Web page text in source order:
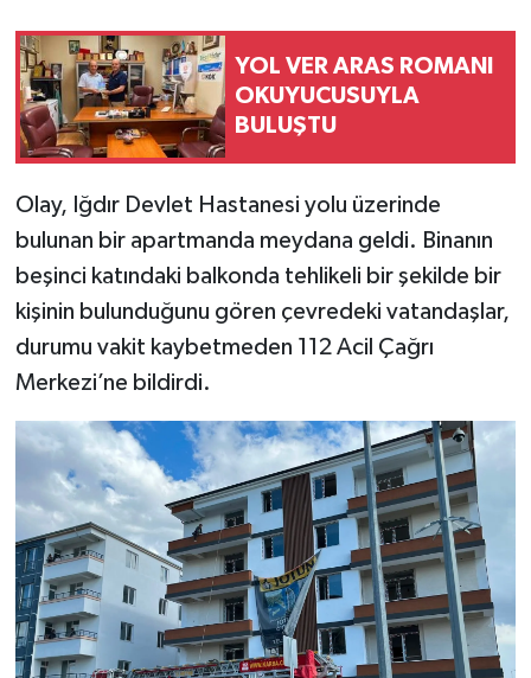
YOL VER ARAS ROMANI
OKUYUCUSUYLA
BULUŞTU
Olay, Iğdır Devlet Hastanesi yolu üzerinde
bulunan bir apartmanda meydana geldi. Binanın
beşinci katındaki balkonda tehlikeli bir şekilde bir
kişinin bulunduğunu gören çevredeki vatandaşlar,
durumu vakit kaybetmeden 112 Acil Çağrı
Merkezi’ne bildirdi.